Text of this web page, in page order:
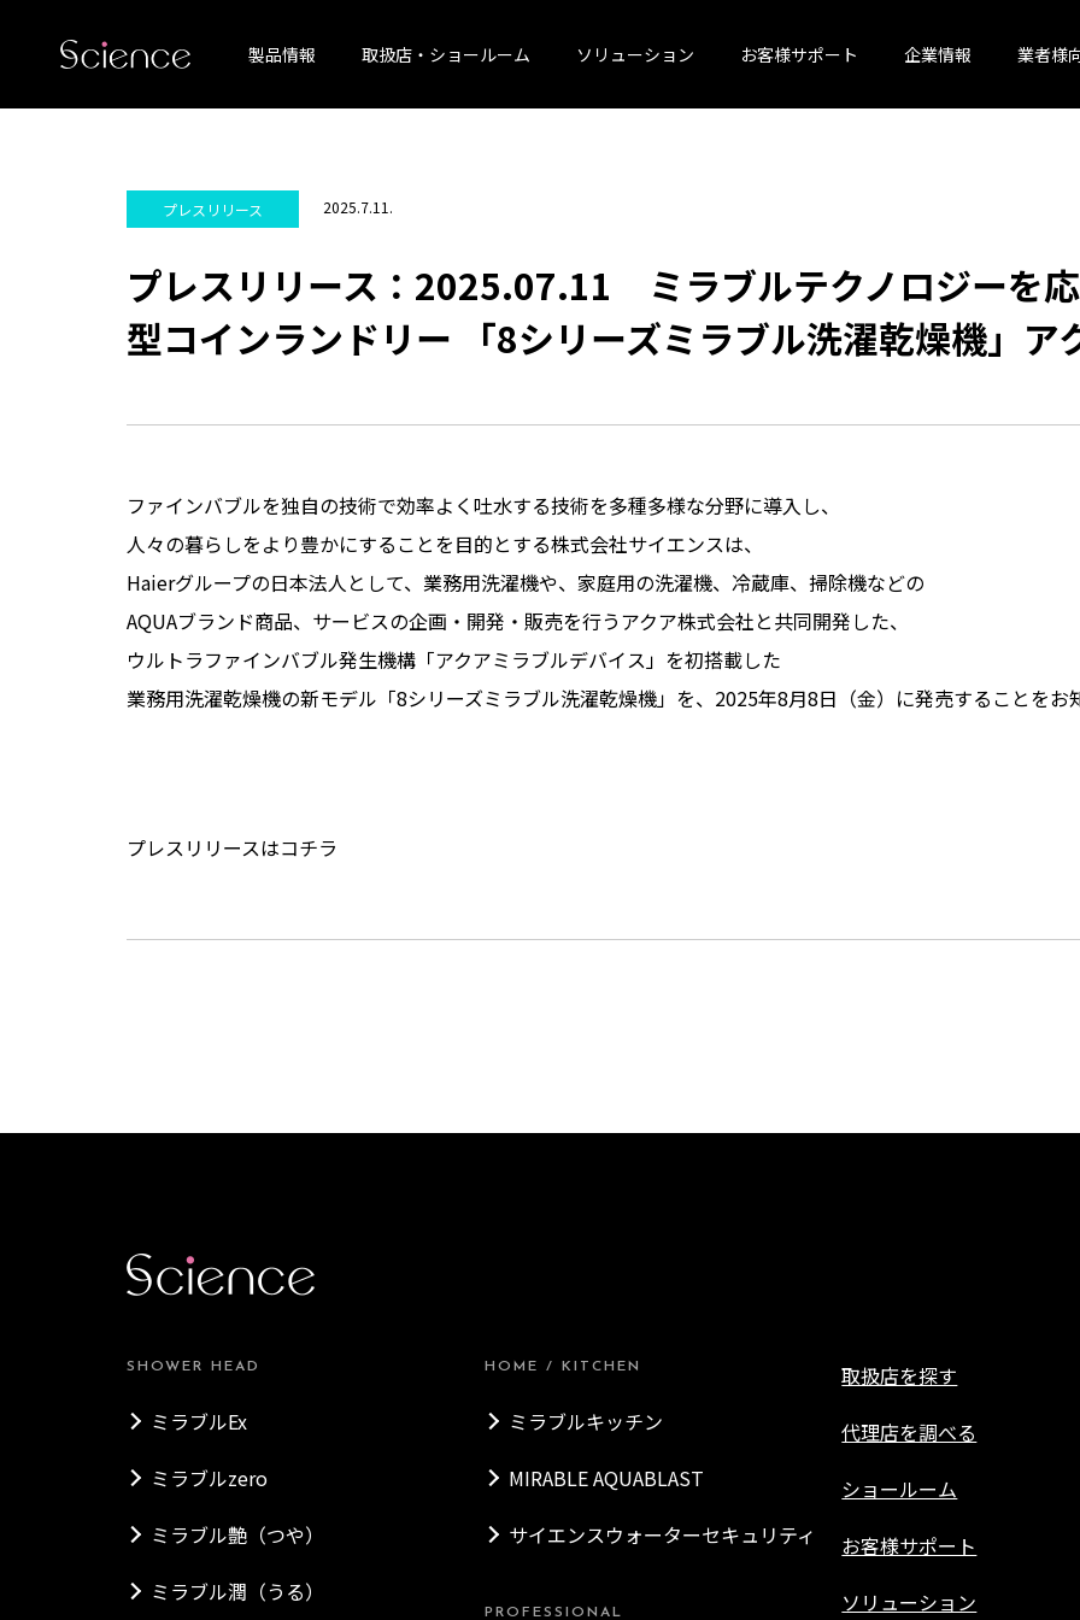
製品情報 取扱店・ショールーム ソリューション お客様サポート 企業情報 業者様
プレスリリース 2025.7.11.
プレスリリース：2025.07.11 ミラブルテクノロジーを
型コインランドリー 「8シリーズミラブル洗濯乾燥機」ア
ファインバブルを独自の技術で効率よく吐水する技術を多種多様な分野に導入し、
人々の暮らしをより豊かにすることを目的とする株式会社サイエンスは、
Haierグループの日本法人として、業務用洗濯機や、家庭用の洗濯機、冷蔵庫、掃除機などの
AQUAブランド商品、サービスの企画・開発・販売を行うアクア株式会社と共同開発した、
ウルトラファインバブル発生機構「アクアミラブルデバイス」を初搭載した
業務用洗濯乾燥機の新モデル「8シリーズミラブル洗濯乾燥機」を、2025年8月8日（金）に発売することをお
プレスリリースはコチラ
SHOWER HEAD
ミラブルEx
ミラブルzero
ミラブル艶（つや）
ミラブル潤（うる）
HOME / KITCHEN
ミラブルキッチン
MIRABLE AQUABLAST
サイエンスウォーターセキュリティ
PROFESSIONAL
取扱店を探す
代理店を調べる
ショールーム
お客様サポート
ソリューション